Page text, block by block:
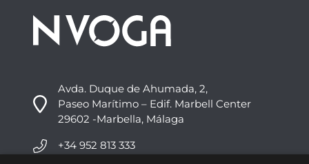
Avda. Duque de Ahumada, 2,
Paseo Marítimo – Edif. Marbell Center
29602 -Marbella, Málaga
+34 952 813 333